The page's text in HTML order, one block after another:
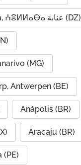
Annaba, ⵄⴻⵍⵍⴰⴱⴰ عنابة (DZ)
(MG)
Antwerpen (BE)
Anápolis (BR)
Aracaju (BR)
(PE)